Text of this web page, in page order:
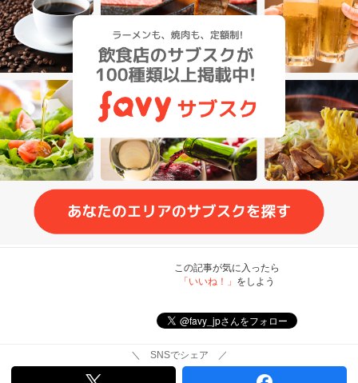
この記事が気に入ったら
「いいね！」 をしよう
＼ SNSでシェア ／